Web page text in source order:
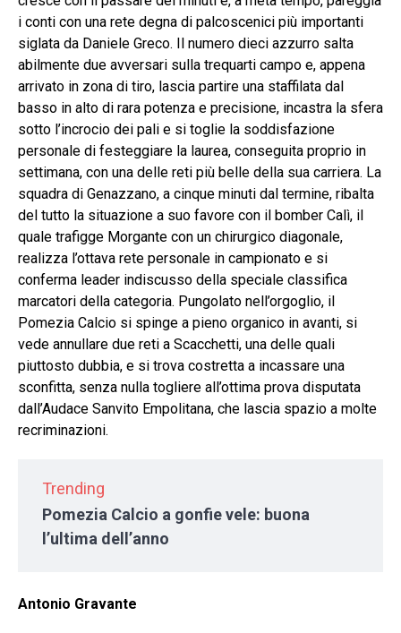
i conti con una rete degna di palcoscenici più importanti
siglata da Daniele Greco. Il numero dieci azzurro salta
abilmente due avversari sulla trequarti campo e, appena
arrivato in zona di tiro, lascia partire una staffilata dal
basso in alto di rara potenza e precisione, incastra la sfera
sotto l’incrocio dei pali e si toglie la soddisfazione
personale di festeggiare la laurea, conseguita proprio in
settimana, con una delle reti più belle della sua carriera. La
squadra di Genazzano, a cinque minuti dal termine, ribalta
del tutto la situazione a suo favore con il bomber Calì, il
quale trafigge Morgante con un chirurgico diagonale,
realizza l’ottava rete personale in campionato e si
conferma leader indiscusso della speciale classifica
marcatori della categoria. Pungolato nell’orgoglio, il
Pomezia Calcio si spinge a pieno organico in avanti, si
vede annullare due reti a Scacchetti, una delle quali
piuttosto dubbia, e si trova costretta a incassare una
sconfitta, senza nulla togliere all’ottima prova disputata
dall’Audace Sanvito Empolitana, che lascia spazio a molte
recriminazioni.
Trending
Pomezia Calcio a gonfie vele: buona
l’ultima dell’anno
Antonio Gravante